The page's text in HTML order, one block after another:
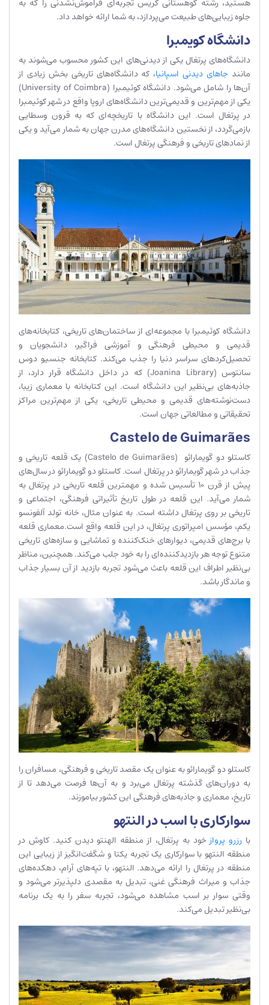
جلوه زیبایی‌های طبیعت می‌پردازد، به شما ارائه خواهد داد.
دانشگاه کویمبرا
دانشگاه‌های پرتغال یکی از دیدنی‌های این کشور محسوب می‌شوند به
مانند جاهای دیدنی اسپانیا، که دانشگاه‌های تاریخی بخش زیادی از
آن‌ها را شامل می‌شود. دانشگاه کوئیمبرا (University of Coimbra)
یکی از مهم‌ترین و قدیمی‌ترین دانشگاه‌های اروپا واقع در شهر کوئیمبرا
در پرتغال است. این دانشگاه با تاریخچه‌ای که به قرون وسطایی
بازمی‌گردد، از نخستین دانشگاه‌های مدرن جهان به شمار می‌آید و یکی
از نمادهای تاریخی و فرهنگی پرتغال است.
دانشگاه کوئیمبرا با مجموعه‌ای از ساختمان‌های تاریخی، کتابخانه‌های
قدیمی و محیطی فرهنگی و آموزشی فراگیر، دانشجویان و
تحصیل‌کردهای سراسر دنیا را جذب می‌کند. کتابخانه جنسیو دوس
سانتوس (Joanina Library) که در داخل دانشگاه قرار دارد، از
جاذبه‌های بی‌نظیر این دانشگاه است. این کتابخانه با معماری زیبا،
دست‌نوشته‌های قدیمی و محیطی تاریخی، یکی از مهم‌ترین مراکز
تحقیقاتی و مطالعاتی جهان است.
Castelo de Guimarães
کاستلو دو گویمارائو (Castelo de Guimarães) یک قلعه تاریخی و
جذاب در شهر گویمارائو در پرتغال است. کاستلو دو گویمارائو در سال‌های
پیش از قرن 10 تأسیس شده و مهمترین قلعه تاریخی در پرتغال به
شمار می‌آید. این قلعه در طول تاریخ تأثیراتی فرهنگی، اجتماعی و
تاریخی بر روی پرتغال داشته است. به عنوان مثال، خانه تولد آلفونسو
یکم، مؤسس امپراتوری پرتغال، در این قلعه واقع است.معماری قلعه
با برج‌های قدیمی، دیوارهای خنک‌کننده و تماشایی و سازه‌های تاریخی
متنوع توجه هر بازدیدکننده‌ای را به خود جلب می‌کند. همچنین، مناظر
بی‌نظیر اطراف این قلعه باعث می‌شود تجربه بازدید از آن بسیار جذاب
و ماندگار باشد.
کاستلو دو گویمارائو به عنوان یک مقصد تاریخی و فرهنگی، مسافران را
به دوران‌های گذشته پرتغال می‌برد و به آن‌ها فرصت می‌دهد تا از
تاریخ، معماری و جاذبه‌های فرهنگی این کشور بیاموزند.
سوارکاری با اسب در النتهو
با رزرو پروازخود به پرتغال، از منطقه الهنتو دیدن کنید. کاوش در
منطقه النتهو با سوارکاری یک تجربه یکتا و شگفت‌انگیز از زیبایی این
منطقه در پرتغال را ارائه می‌دهد. النتهو، با تپه‌های آرام، دهکده‌های
جذاب و میراث فرهنگی غنی، تبدیل به مقصدی دلپذیرتر می‌شود و
وقتی سوار بر اسب مشاهده می‌شود، تجربه سفر را به یک برنامه
بی‌نظیر تبدیل می‌کند.